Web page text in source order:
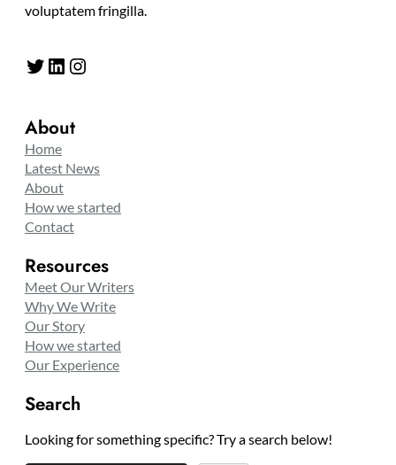
voluptatem fringilla.
Twitter LinkedIn Instagram
About
Home
Latest News
About
How we started
Contact
Resources
Meet Our Writers
Why We Write
Our Story
How we started
Our Experience
Search
Looking for something specific? Try a search below!